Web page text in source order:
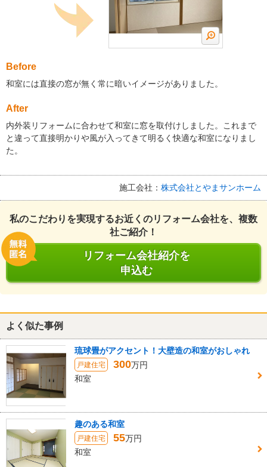
Before
和室には直接の窓が無く常に暗いイメージがありました。
After
内外装リフォームに合わせて和室に窓を取付けしました。これまで
と違って直接明かりや風が入ってきて明るく快適な和室になりまし
た。
施工会社： 株式会社とやまサンホーム
私のこだわりを実現するお近くのリフォーム会社を、複数
社ご紹介！
リフォーム会社紹介を
申込む
よく似た事例
琉球畳がアクセント！大壁造の和室がおしゃれ
戸建住宅 300万円
和室
趣のある和室
戸建住宅 55万円
和室